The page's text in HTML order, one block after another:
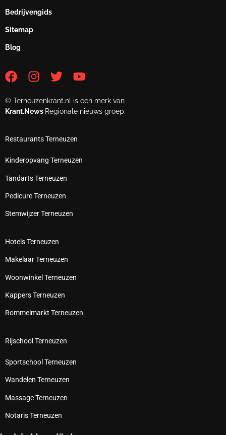
Bedrijvengids
Sitemap
Blog
© Terneuzenkrant.nl is een merk van
Krant.News Regionale nieuws groep.
Restaurants Terneuzen
Kinderopvang Terneuzen
Tandarts Terneuzen
Pedicure Terneuzen
Stemwijzer Terneuzen
Hotels Terneuzen
Makelaar Terneuzen
Woonwinkel Terneuzen
Kappers Terneuzen
Rommelmarkt Terneuzen
Rijschool Terneuzen
Sportschool Terneuzen
Wandelen Terneuzen
Massage Terneuzen
Notaris Terneuzen